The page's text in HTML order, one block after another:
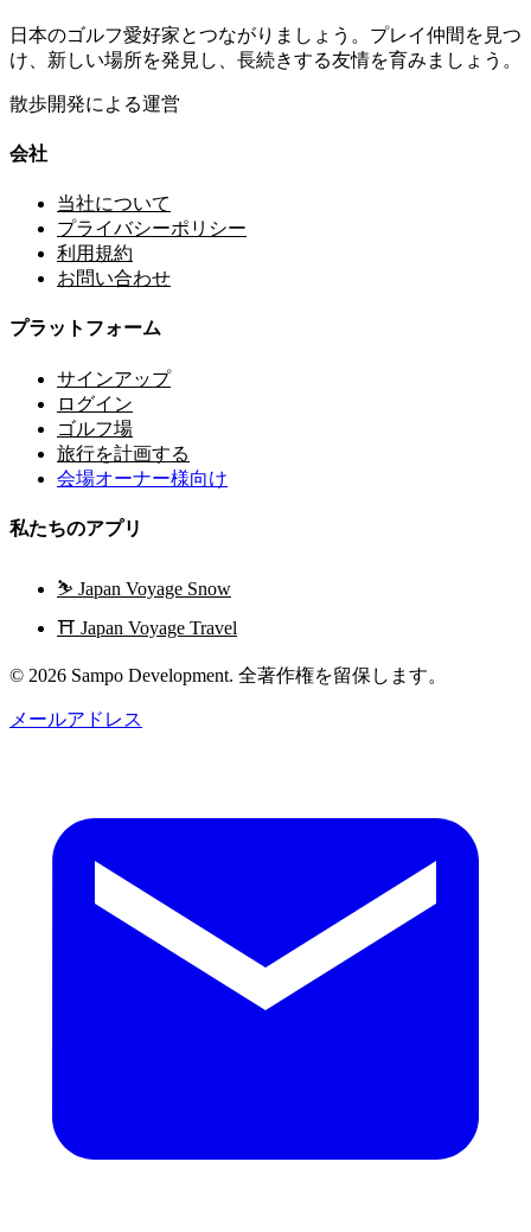
日本のゴルフ愛好家とつながりましょう。プレイ仲間を見つ
け、新しい場所を発見し、長続きする友情を育みましょう。
散歩開発による運営
会社
当社について
プライバシーポリシー
利用規約
お問い合わせ
プラットフォーム
サインアップ
ログイン
ゴルフ場
旅行を計画する
会場オーナー様向け
私たちのアプリ
⛷️ Japan Voyage Snow
⛩️ Japan Voyage Travel
© 2026 Sampo Development. 全著作権を留保します。
メールアドレス